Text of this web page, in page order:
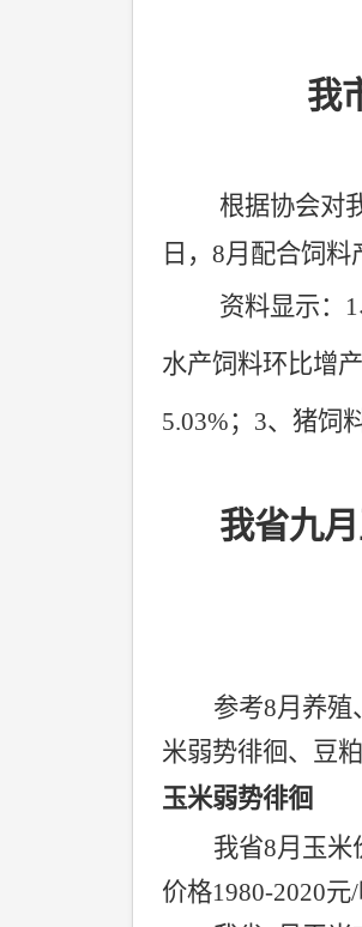
我
根据协会对
日， 8月配合饲料
资料显示： 1
水产饲料环比增产
5.03%； 3、猪饲
我省九
参考8月养殖
米弱势徘徊、豆
玉米弱势徘徊
我省8月玉米
价格1980-2020元/